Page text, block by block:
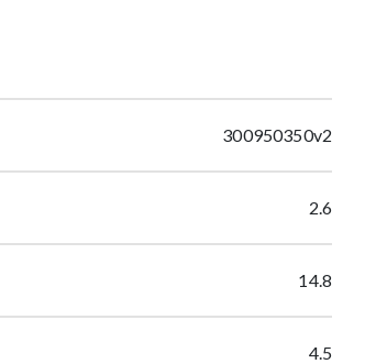
300950350v2
2.6
14.8
4.5